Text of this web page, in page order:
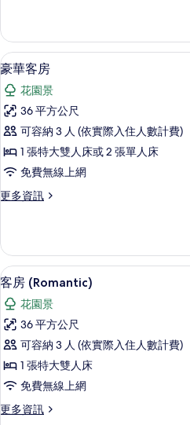
的
所
有
相
片
連
通
房
詳
情
顯
示
豪
華
客
房
的
所
相
片
6
豪華客房
花園景
36 平方公尺
可容納 3 人 (依實際入住人數計費)
1 張特大雙人床或 2 張單人床
免費無線上網
更多資訊
更
客
房
的
情
顯
示
客
房
(Romantic)
的
所
有
6
客房 (Romantic)
花園景
36 平方公尺
可容納 3 人 (依實際入住人數計費)
1 張特大雙人床
免費無線上網
更多資訊
更